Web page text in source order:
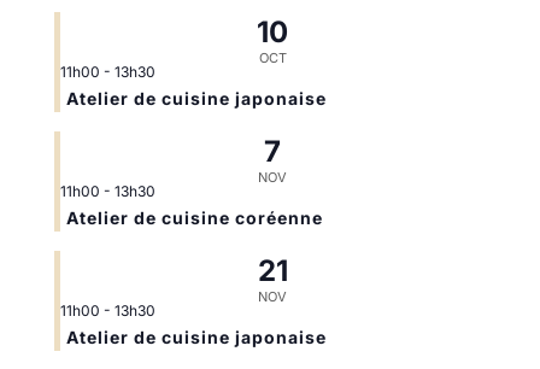
10
OCT
11h00 - 13h30
Atelier de cuisine japonaise
7
NOV
11h00 - 13h30
Atelier de cuisine coréenne
21
NOV
11h00 - 13h30
Atelier de cuisine japonaise